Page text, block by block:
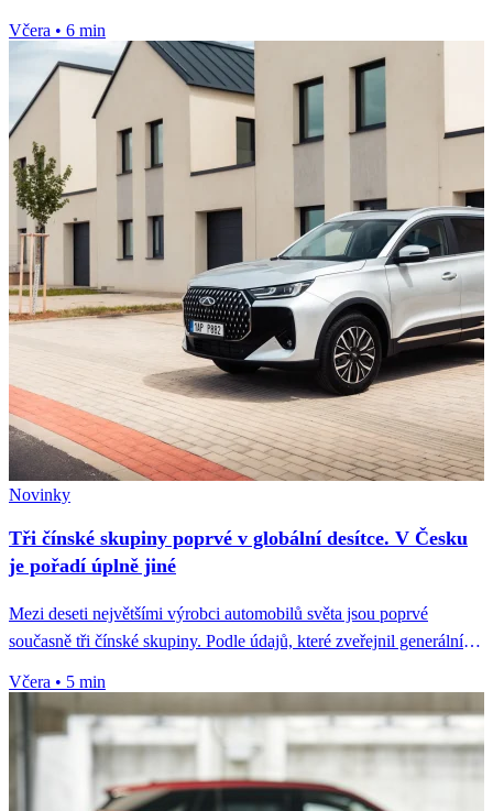
Včera • 6 min
Novinky
Tři čínské skupiny poprvé v globální desítce. V Česku
je pořadí úplně jiné
Mezi deseti největšími výrobci automobilů světa jsou poprvé
současně tři čínské skupiny. Podle údajů, které zveřejnil generální
Včera • 5 min